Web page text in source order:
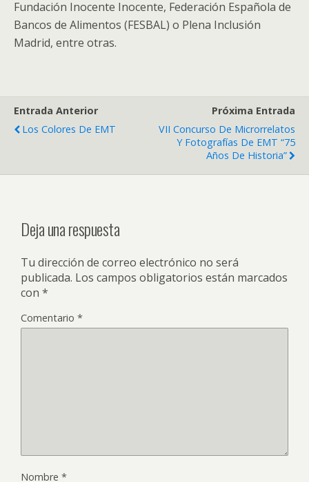
Fundación Inocente Inocente, Federación Española de
Bancos de Alimentos (FESBAL) o Plena Inclusión
Madrid, entre otras.
Entrada Anterior
Los Colores De EMT
Próxima Entrada
VII Concurso De Microrrelatos
Y Fotografías De EMT “75
Años De Historia”
Deja una respuesta
Tu dirección de correo electrónico no será
publicada. Los campos obligatorios están marcados
con *
Comentario *
Nombre *